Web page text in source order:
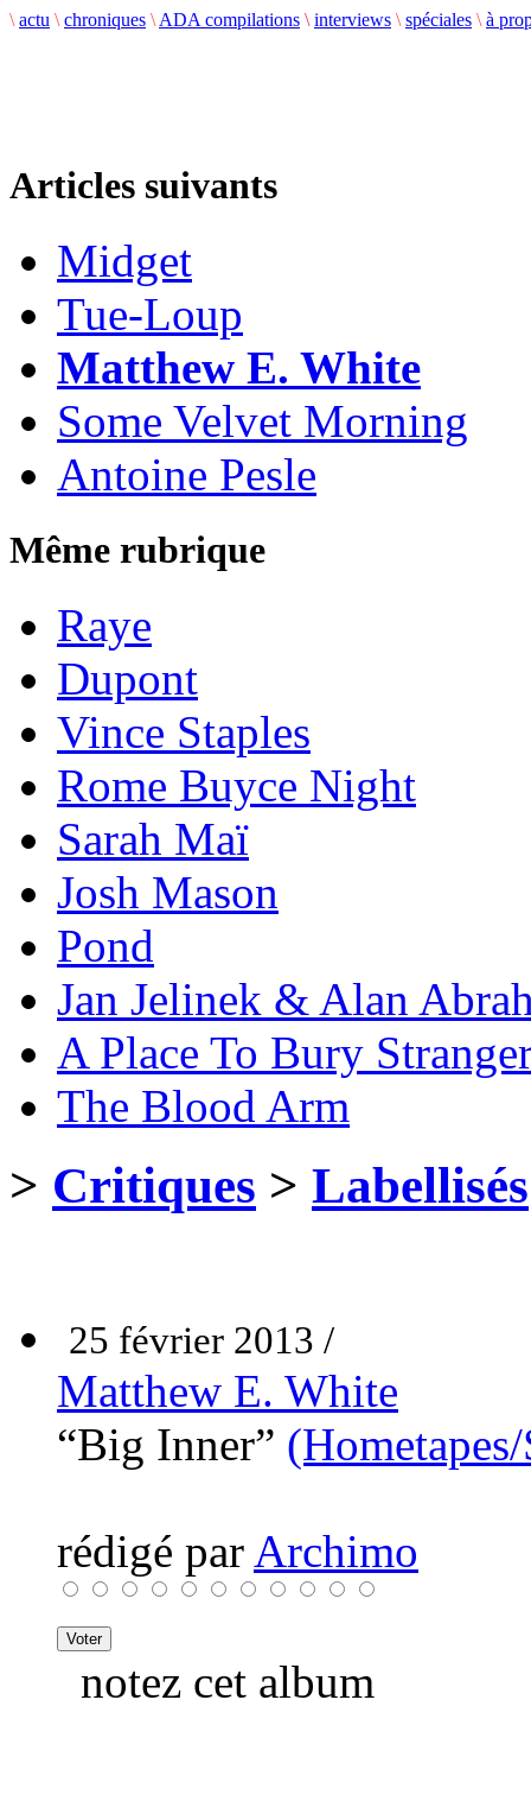
\ actu \ chroniques \ ADA compilations \ interviews \ spéciales \ à
Articles suivants
Midget
Tue-Loup
Matthew E. White
Some Velvet Morning
Antoine Pesle
Même rubrique
Raye
Dupont
Vince Staples
Rome Buyce Night
Sarah Maï
Josh Mason
Pond
Jan Jelinek & Alan
A Place To Bury
The Blood Arm
> Critiques > Labellisés
25 février 2013 /
Matthew E. White
“Big Inner”
rédigé par Archimo
notez cet album